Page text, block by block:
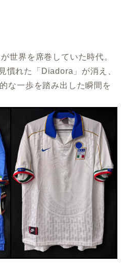
世界を席巻していた時代。
慣れた「Diadora」が消え、
な一歩を踏み出した瞬間を